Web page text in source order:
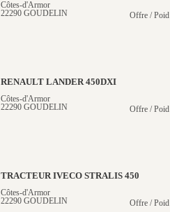
Côtes-d'Armor
22290 GOUDELIN
Offre /
RENAULT LANDER 450DXI
Côtes-d'Armor
22290 GOUDELIN
Offre /
TRACTEUR IVECO STRALIS 450
Côtes-d'Armor
22290 GOUDELIN
Offre /